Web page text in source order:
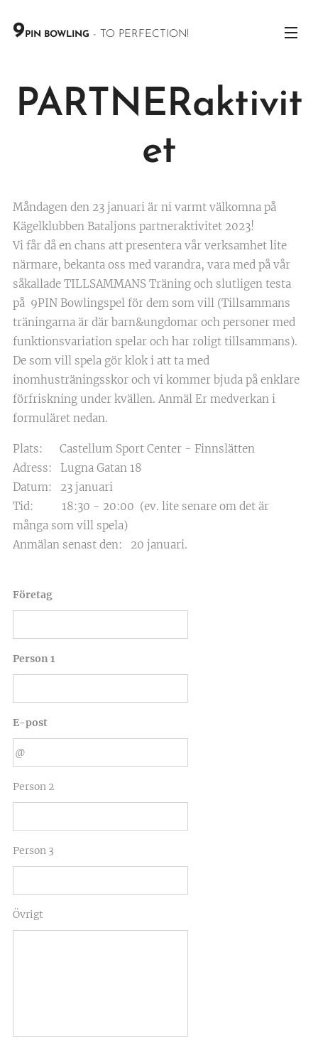
9 PIN BOWLING - TO PERFECTION!
PARTNERaktivit
et
Måndagen den 23 januari är ni varmt välkomna på
Kägelklubben Bataljons partneraktivitet 2023!
Vi får då en chans att presentera vår verksamhet lite
närmare, bekanta oss med varandra, vara med på vår
såkallade TILLSAMMANS Träning och slutligen testa
på 9PIN Bowlingspel för dem som vill (Tillsammans
träningarna är där barn&ungdomar och personer med
funktionsvariation spelar och har roligt tillsammans).
De som vill spela gör klok i att ta med
inomhusträningsskor och vi kommer bjuda på enklare
förfriskning under kvällen. Anmäl Er medverkan i
formuläret nedan.
Plats: Castellum Sport Center - Finnslätten
Adress: Lugna Gatan 18
Datum: 23 januari
Tid: 18:30 - 20:00 (ev. lite senare om det är
många som vill spela)
Anmälan senast den: 20 januari.
Företag
Person 1
E-post
Person 2
Person 3
Övrigt